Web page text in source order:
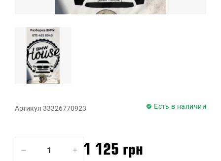
Артикул 33326770923 Есть в наличии
1 125 грн